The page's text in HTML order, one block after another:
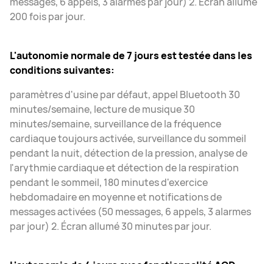
200 fois par jour.
L'autonomie normale de 7 jours est testée dans les
conditions suivantes:
paramètres d'usine par défaut, appel Bluetooth 30
minutes/semaine, lecture de musique 30
minutes/semaine, surveillance de la fréquence
cardiaque toujours activée, surveillance du sommeil
pendant la nuit, détection de la pression, analyse de
l'arythmie cardiaque et détection de la respiration
pendant le sommeil, 180 minutes d'exercice
hebdomadaire en moyenne et notifications de
messages activées (50 messages, 6 appels, 3 alarmes
par jour) 2. Écran allumé 30 minutes par jour.